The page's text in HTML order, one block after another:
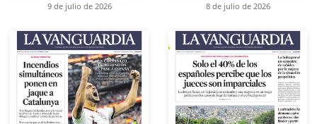
9 de julio de 2026 8 de julio de 2026